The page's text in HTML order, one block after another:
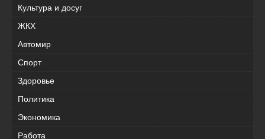
Культура и досуг
ЖКХ
Автомир
Спорт
Здоровье
Политика
Экономика
Работа